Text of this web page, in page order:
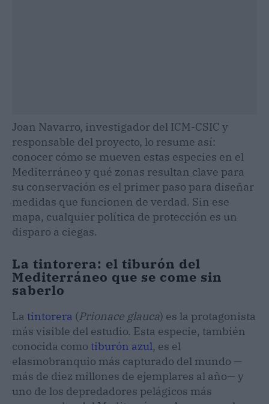
Joan Navarro, investigador del ICM-CSIC y
responsable del proyecto, lo resume así:
conocer cómo se mueven estas especies en el
Mediterráneo y qué zonas resultan clave para
su conservación es el primer paso para diseñar
medidas que funcionen de verdad. Sin ese
mapa, cualquier política de protección es un
disparo a ciegas.
La tintorera: el tiburón del
Mediterráneo que se come sin
saberlo
La tintorera (Prionace glauca) es la protagonista
más visible del estudio. Esta especie, también
conocida como tiburón azul, es el
elasmobranquio más capturado del mundo —
más de diez millones de ejemplares al año— y
uno de los depredadores pelágicos más